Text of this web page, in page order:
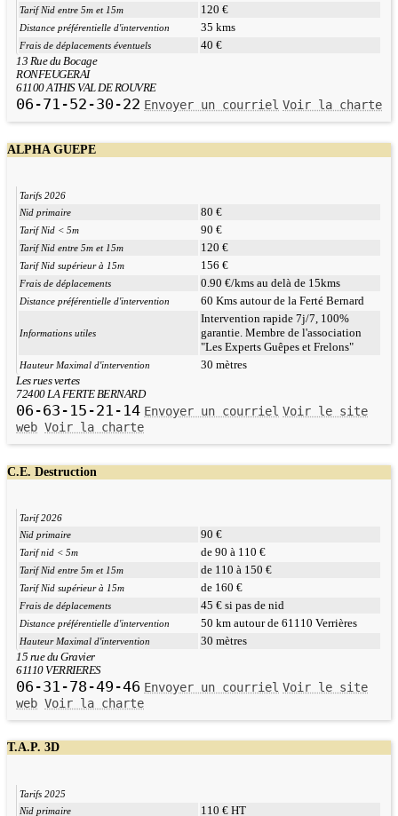
Tarif Nid entre 5m et 15m 120 €
Distance préférentielle d'intervention 35 kms
Frais de déplacements éventuels 40 €
13 Rue du Bocage
RONFEUGERAI
61100 ATHIS VAL DE ROUVRE
06-71-52-30-22 Envoyer un courriel Voir la charte
ALPHA GUEPE
Tarifs 2026
Nid primaire
80 €
Tarif Nid < 5m 90 €
Tarif Nid entre 5m et 15m 120 €
Tarif Nid supérieur à 15m 156 €
Frais de déplacements 0.90 €/kms au delà de 15kms
Distance préférentielle d'intervention 60 Kms autour de la Ferté Bernard
Informations utiles
Intervention rapide 7j/7, 100%
garantie. Membre de l'association
"Les Experts Guêpes et Frelons"
Hauteur Maximal d'intervention 30 mètres
Les rues vertes
72400 LA FERTE BERNARD
06-63-15-21-14 Envoyer un courriel Voir le site
web Voir la charte
C.E. Destruction
Tarif 2026
Nid primaire
90 €
Tarif nid < 5m de 90 à 110 €
Tarif Nid entre 5m et 15m de 110 à 150 €
Tarif Nid supérieur à 15m de 160 €
Frais de déplacements 45 € si pas de nid
Distance préférentielle d'intervention 50 km autour de 61110 Verrières
Hauteur Maximal d'intervention 30 mètres
15 rue du Gravier
61110 VERRIERES
06-31-78-49-46 Envoyer un courriel Voir le site
web Voir la charte
T.A.P. 3D
Tarifs 2025
Nid primaire
110 € HT